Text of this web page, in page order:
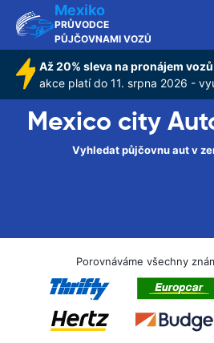
Mexiko
PRŮVODCE
PŮJČOVNAMI VOZŮ
Až 20% sleva na pronájem
akce platí do 11. srpna 2026 -
Mexico city
Vyhledat půjčovnu aut v
Porovnáváme všechny